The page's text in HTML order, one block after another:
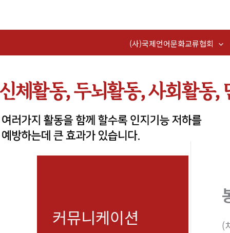
너
뛰
(사)국제언어문화교류협회
커뮤니케이션
(